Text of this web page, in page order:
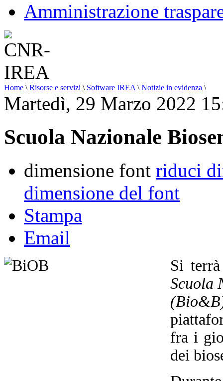
Amministrazione
Home \ Risorse e servizi \ Software IREA \ Notizie in evidenza \
Martedì, 29 Marzo 2022
Scuola Nazionale
dimensione font riduci
dimensione del font
Stampa
Email
Si
Scuola
fra i
dei